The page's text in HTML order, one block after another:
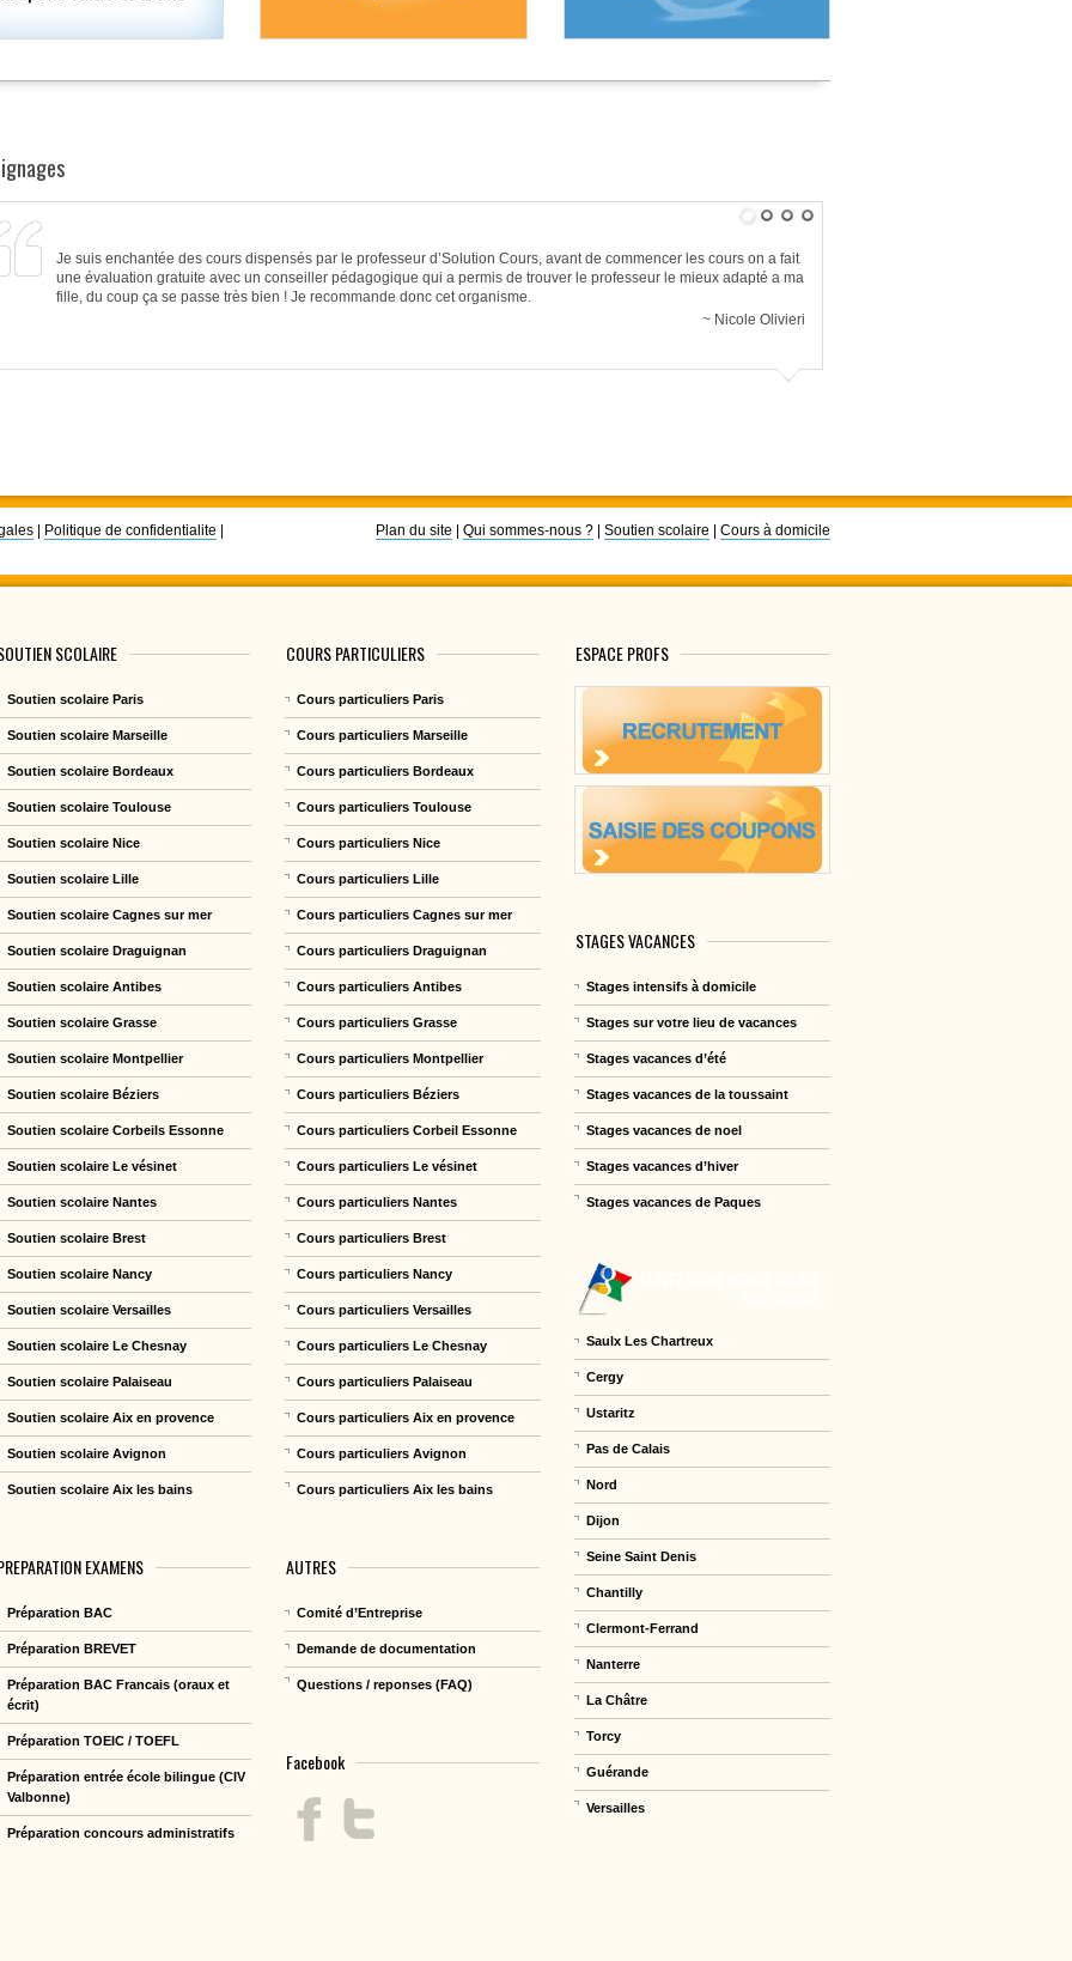
Je suis enchantée des cours dispensés par le professeur d’Solution Cours, avant de commencer les cours on a fait
une évaluation gratuite avec un conseiller pédagogique qui a permis de trouver le professeur le mieux adapté a ma
fille, du coup ça se passe très bien ! Je recommande donc cet organisme.
Nicole Olivieri
Politique de confidentialite Plan du site Qui sommes-nous ?| Soutien scolaire Cours à domicile
SCOLAIRE
Soutien scolaire Paris
Soutien scolaire Marseille
Soutien scolaire Bordeaux
Soutien scolaire Toulouse
Soutien scolaire Nice
Soutien scolaire Lille
Soutien scolaire Cagnes sur mer
Soutien scolaire Draguignan
Soutien scolaire Antibes
Soutien scolaire Grasse
Soutien scolaire Montpellier
Soutien scolaire Béziers
Soutien scolaire Corbeils Essonne
Soutien scolaire Le vésinet
Soutien scolaire Nantes
Soutien scolaire Brest
Soutien scolaire Nancy
Soutien scolaire Versailles
Soutien scolaire Le Chesnay
Soutien scolaire Palaiseau
Soutien scolaire Aix en provence
Soutien scolaire Avignon
Soutien scolaire Aix les bains
EXAMENS
Préparation BAC
Préparation BREVET
Préparation BAC Francais (oraux et
écrit)
Préparation TOEIC / TOEFL
Préparation entrée école bilingue (CIV
Valbonne)
Préparation concours administratifs
COURS PARTICULIERS
Cours particuliers Paris
Cours particuliers Marseille
Cours particuliers Bordeaux
Cours particuliers Toulouse
Cours particuliers Nice
Cours particuliers Lille
Cours particuliers Cagnes sur mer
Cours particuliers Draguignan
Cours particuliers Antibes
Cours particuliers Grasse
Cours particuliers Montpellier
Cours particuliers Béziers
Cours particuliers Corbeil Essonne
Cours particuliers Le vésinet
Cours particuliers Nantes
Cours particuliers Brest
Cours particuliers Nancy
Cours particuliers Versailles
Cours particuliers Le Chesnay
Cours particuliers Palaiseau
Cours particuliers Aix en provence
Cours particuliers Avignon
Cours particuliers Aix les bains
AUTRES
Comité d’Entreprise
Demande de documentation
Questions / reponses (FAQ)
Facebook
ESPACE PROFS
STAGES VACANCES
Stages intensifs à domicile
Stages sur votre lieu de vacances
Stages vacances d’été
Stages vacances de la toussaint
Stages vacances de noel
Stages vacances d’hiver
Stages vacances de Paques
Saulx Les Chartreux
Cergy
Ustaritz
Pas de Calais
Nord
Dijon
Seine Saint Denis
Chantilly
Clermont-Ferrand
Nanterre
La Châtre
Torcy
Guérande
Versailles